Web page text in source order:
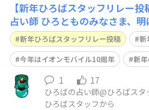
【新年ひろばスタッフリレー
占い師 ひろとものみなさま、明けましておめでとうござ
います🎍🗻🌞 旧年中は格別の
りがとうございました。 私事で恐縮ですが、昨年春には
イオンに入社して20年が経ちま
アップ↗️としても転職があたり
新年ひろばスタッフリレー投稿 新
今年はイオンモバイル10周年
新
1 17
ひろばの占い師@ひろばスタ
ひろばスタッフから